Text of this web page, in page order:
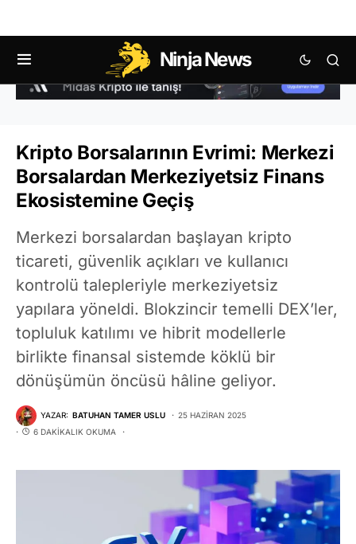
Ninja News
Kripto Borsalarının Evrimi: Merkezi
Borsalardan Merkeziyetsiz Finans
Ekosistemine Geçiş
Merkezi borsalardan başlayan kripto
ticareti, güvenlik açıkları ve kullanıcı
kontrolü talepleriyle merkeziyetsiz
yapılara yöneldi. Blokzincir temelli DEX’ler,
topluluk katılımı ve hibrit modellerle
birlikte finansal sistemde köklü bir
dönüşümün öncüsü hâline geliyor.
YAZAR: BATUHAN TAMER USLU
25 HAZIRAN 2025
6 DAKIKALIK OKUMA